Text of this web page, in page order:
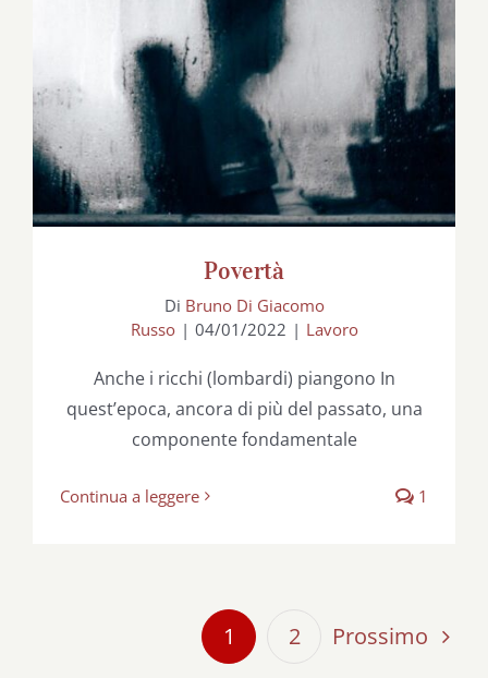
Povertà
Povertà
Di Bruno Di Giacomo
Russo | 04/01/2022 | Lavoro
Anche i ricchi (lombardi) piangono In
quest’epoca, ancora di più del passato, una
componente fondamentale
Continua a leggere 1
1 2 Prossimo